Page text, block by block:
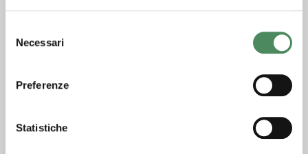
delNecessari
Preferenze
Statistiche